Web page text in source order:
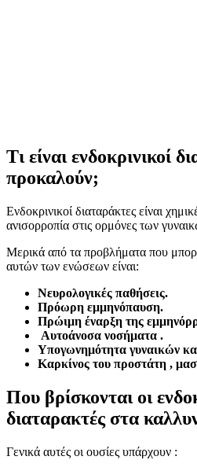
Τι είναι ενδοκρινικοί
προκαλούν;
Ενδοκρινικοί διαταράκτες είναι
ανισορροπία στις ορμόνες των
Μερικά από τα προβλήματα που
αυτών των ενώσεων είναι:
Νευρολογικές παθήσεις.
Πρόωρη εμμηνόπαυση.
Πρώιμη έναρξη της
Αυτοάνοσα νοσήματα .
Υπογωνημότητα γυναικών
Καρκίνος του προστάτη ,
Που βρίσκονται οι
διαταρακτές στα
Γενικά αυτές οι ουσίες υπάρχουν :